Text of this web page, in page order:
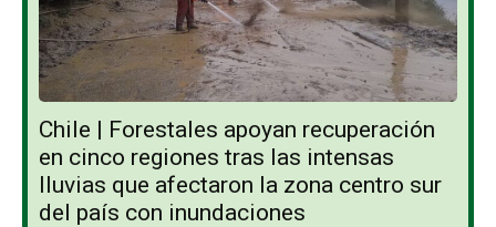
Chile | Forestales apoyan recuperación
en cinco regiones tras las intensas
lluvias que afectaron la zona centro sur
del país con inundaciones